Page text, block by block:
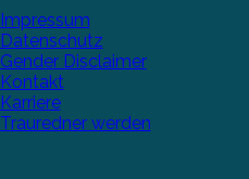
Impressum
Datenschutz
Gender Disclaimer
Kontakt
Karriere
Trauredner werden